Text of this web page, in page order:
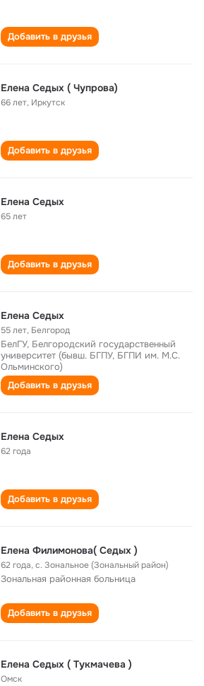
Добавить в друзья
Елена Седых ( Чупрова)
66 лет, Иркутск
Добавить в друзья
Елена Седых
65 лет
Добавить в друзья
Елена Седых
55 лет, Белгород
БелГУ, Белгородский государственный
университет (бывш. БГПУ, БГПИ им. М.С.
Ольминского)
Добавить в друзья
Елена Седых
62 года
Добавить в друзья
Елена Филимонова( Седых )
62 года,с. Зональное (Зональный район)
Зональная районная больница
Добавить в друзья
Елена Седых ( Тукмачева )
Омск